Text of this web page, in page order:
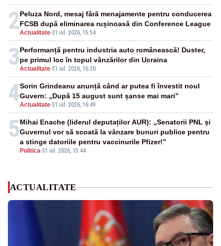
financiare
2Actualitate-31 iul. 2026, 15:54
Peluza Nord, mesaj fără menajamente pentru conducerea
FCSB după eliminarea rușinoasă din Conference League
3Actualitate-31 iul. 2026, 16:20
Performanță pentru industria auto românească! Duster,
pe primul loc în topul vânzărilor din Ucraina
4Actualitate-31 iul. 2026, 16:49
Sorin Grindeanu anunță când ar putea fi învestit noul
Guvern: „După 15 august sunt șanse mai mari”
5
Politica-31 iul. 2026, 15:44
Mihai Enache (liderul deputaților AUR): „Senatorii PNL și
Guvernul vor să scoată la vânzare bunuri publice pentru
a stinge datoriile pentru vaccinurile Pfizer!”
ACTUALITATE